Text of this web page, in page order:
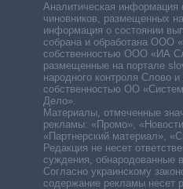
Аналитическая информация
чиновников, размещенных
информация о состоянии
собрана и обработана ООО
собственностью ООО «ИА
размещенные на портале
народного контроля Слово
собственностью ОО
Дело».
Материалы, отмеченные
рекламы: «Промо»,
«Партнерский материал»,
Редакция не несет
суждения, обнародованные
Согласно украинскому
содержание рекламы несет